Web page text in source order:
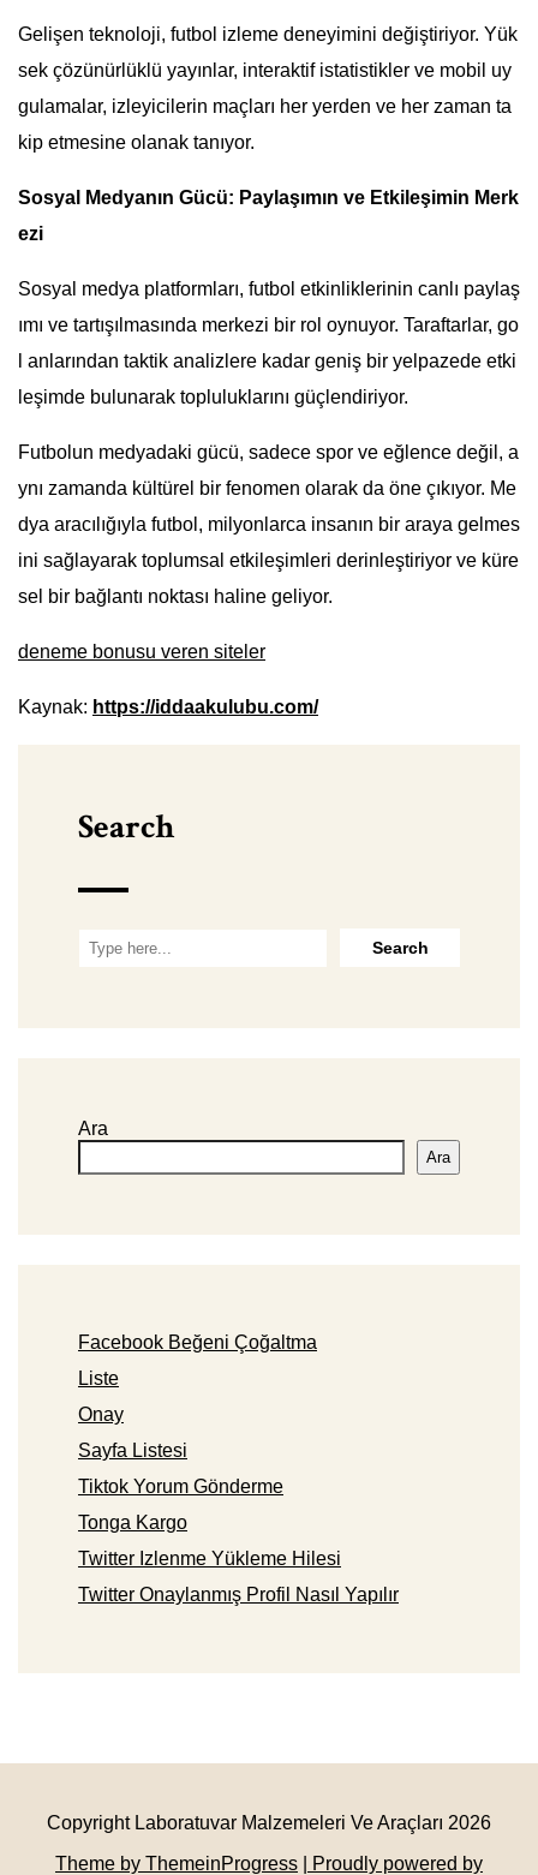
Gelişen teknoloji, futbol izleme deneyimini değiştiriyor. Yük
sek çözünürlüklü yayınlar, interaktif istatistikler ve mobil uy
gulamalar, izleyicilerin maçları her yerden ve her zaman ta
kip etmesine olanak tanıyor.
Sosyal Medyanın Gücü: Paylaşımın ve Etkileşimin Merk
ezi
Sosyal medya platformları, futbol etkinliklerinin canlı paylaş
ımı ve tartışılmasında merkezi bir rol oynuyor. Taraftarlar, go
l anlarından taktik analizlere kadar geniş bir yelpazede etki
leşimde bulunarak topluluklarını güçlendiriyor.
Futbolun medyadaki gücü, sadece spor ve eğlence değil, a
ynı zamanda kültürel bir fenomen olarak da öne çıkıyor. Me
dya aracılığıyla futbol, milyonlarca insanın bir araya gelmes
ini sağlayarak toplumsal etkileşimleri derinleştiriyor ve küre
sel bir bağlantı noktası haline geliyor.
deneme bonusu veren siteler
Kaynak: https://iddaakulubu.com/
Search
Ara
Ara
Facebook Beğeni Çoğaltma
Liste
Onay
Sayfa Listesi
Tiktok Yorum Gönderme
Tonga Kargo
Twitter Izlenme Yükleme Hilesi
Twitter Onaylanmış Profil Nasıl Yapılır
Copyright Laboratuvar Malzemeleri Ve Araçları 2026
Theme by ThemeinProgress
| Proudly powered by